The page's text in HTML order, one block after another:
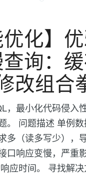
优化】
询：
改组合
，最小化代码侵入
。 问题描述 单例数
多（读多写少），
口响应变慢，严重
应时间。 寻找解